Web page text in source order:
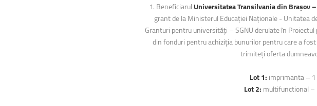
1. Beneficiarul Universitatea Transilvania din Brașov
grant de la Ministerul Educației Naționale - Unitatea
Granturi pentru universități – SGNU derulate în
din fonduri pentru achiziția bunurilor pentru care a
trimiteți oferta
Lot 1: imprimanta – 1
Lot 2: multifunctional –